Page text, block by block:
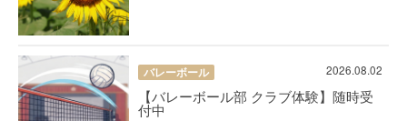
バレーボール 2026.08.02
【バレーボール部 クラブ体験】随時受
付中